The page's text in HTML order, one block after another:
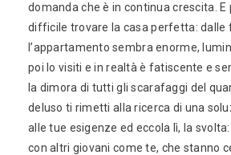
domanda che è in continua crescita. E
difficile trovare la casa perfetta: dalle
l’appartamento sembra enorme,
poi lo visiti e in realtà è fatiscente e
la dimora di tutti gli scarafaggi del
deluso ti rimetti alla ricerca di una
alle tue esigenze ed eccola lì, la
con altri giovani come te, che stanno